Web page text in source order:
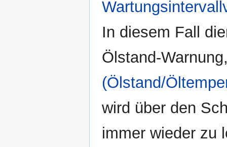
In diesem Fall
Ölstand-
(Ölstand/
wird über den
immer wieder zu